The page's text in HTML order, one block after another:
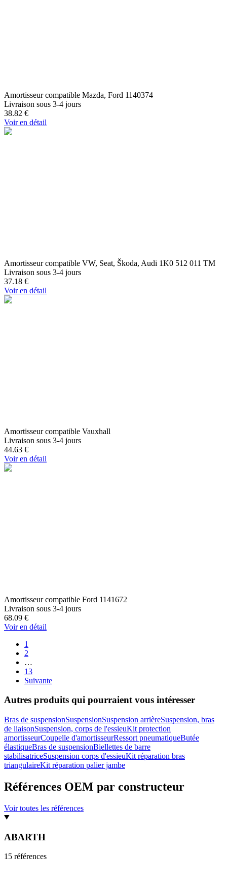
Amortisseur compatible Mazda, Ford 1140374
Livraison sous 3-4 jours
38.82 €
Voir en détail
Amortisseur compatible VW, Seat, Škoda, Audi 1K0 512 011 TM
Livraison sous 3-4 jours
37.18 €
Voir en détail
Amortisseur compatible Vauxhall
Livraison sous 3-4 jours
44.63 €
Voir en détail
Amortisseur compatible Ford 1141672
Livraison sous 3-4 jours
68.09 €
Voir en détail
1
2
…
13
Suivante
Autres produits qui pourraient vous intéresser
Bras de suspensionSuspensionSuspension arrièreSuspension, bras
de liaisonSuspension, corps de l'essieuKit protection
amortisseurCoupelle d'amortisseurRessort pneumatiqueButée
élastiqueBras de suspensionBiellettes de barre
stabilisatriceSuspension corps d'essieuKit réparation bras
triangulaireKit réparation palier jambe
Références OEM par constructeur
Voir toutes les références
ABARTH
15 références